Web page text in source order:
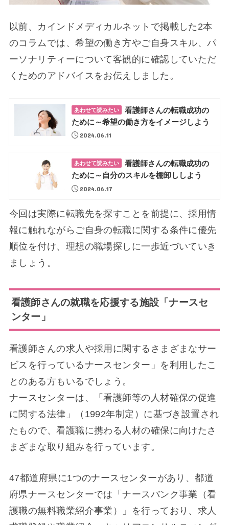
以前、カインドメディカルネットで掲載した2本
のコラムでは、希望の働き方やご自身スキル、パ
ーソナリティーについて客観的に確認していただ
くためのアドバイスをお伝えしました。
あわせて読みたい
看護師さんの転職成功の
ために～希望の働き方をイメージしよう
2024.06.11
あわせて読みたい
看護師さんの転職成功の
ために～自分のスキルを棚卸ししよう
2024.06.17
今回は実際に転職先を探すことを前提に、採用情
報に触れながらご自身の転職に関する条件に優先
順位を付け、理想の職場探しに一歩近づいていき
ましょう。
看護師さんの就職を応援する施設「ナースセ
ンター」
看護師さんの求人や採用に関するさまざまなサー
ビスを行っているナースセンター」を利用したこ
とのある方もいるでしょう。
ナースセンターは、「看護師等の人材確保の促進
に関する法律」（1992年制定）に基づき設置され
たもので、看護職に携わる人材の確保に向けたさ
まざまな取り組みを行っています。
47都道府県に1つのナースセンターがあり、都道
府県ナースセンターでは「ナースバンク事業（看
護職の無料職業紹介事業）」を行っており、求人